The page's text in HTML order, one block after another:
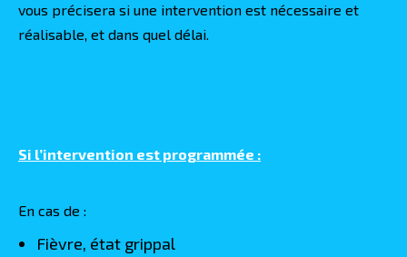
vous précisera si une intervention est nécessaire et
réalisable, et dans quel délai.
Si l’intervention est programmée :
En cas de :
Fièvre, état grippal